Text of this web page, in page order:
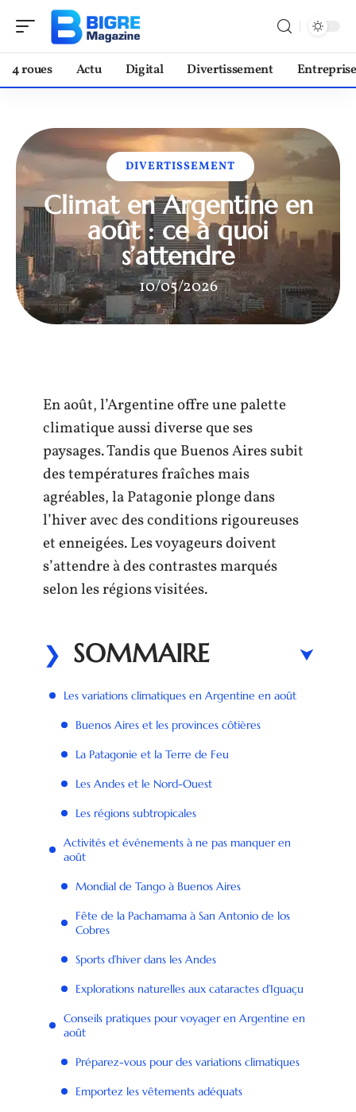
4 roues Actu Digital Divertissement Entreprise
DIVERTISSEMENT
Climat en Argentine en
août : ce à quoi
s’attendre
10/05/2026
En août, l’Argentine offre une palette
climatique aussi diverse que ses
paysages. Tandis que Buenos Aires subit
des températures fraîches mais
agréables, la Patagonie plonge dans
l’hiver avec des conditions rigoureuses
et enneigées. Les voyageurs doivent
s’attendre à des contrastes marqués
selon les régions visitées.
SOMMAIRE
Les variations climatiques en Argentine en août
Buenos Aires et les provinces côtières
La Patagonie et la Terre de Feu
Les Andes et le Nord-Ouest
Les régions subtropicales
Activités et événements à ne pas manquer en
août
Mondial de Tango à Buenos Aires
Fête de la Pachamama à San Antonio de los
Cobres
Sports d’hiver dans les Andes
Explorations naturelles aux cataractes d’Iguaçu
Conseils pratiques pour voyager en Argentine en
août
Préparez-vous pour des variations climatiques
Emportez les vêtements adéquats